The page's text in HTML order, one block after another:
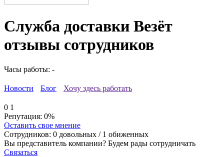
Служба доставки Везёт
отзывы сотрудников
Часы работы: -
Новости Блог Хочу здесь работать
0 1
Репутация: 0%
Оставить свое мнение
Сотрудников: 0 довольных / 1 обиженных
Вы представитель компании? Будем рады сотрудничать
Связаться